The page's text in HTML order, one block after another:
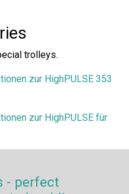
trolleys.
zur HighPULSE 353
zur HighPULSE für
- perfect